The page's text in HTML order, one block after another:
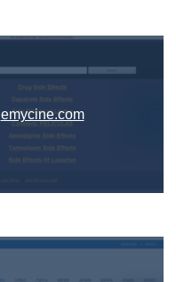
emycine.com